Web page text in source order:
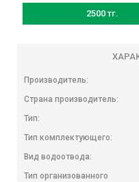
2500 тг.
Производитель:
Страна производитель:
Тип:
Тип комплектующего:
Вид водоотвода:
Тип организованного